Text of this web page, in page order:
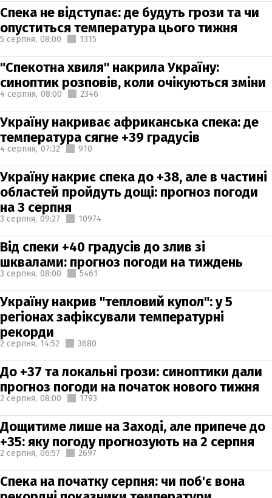
Спека не відступає: де будуть грози та чи
опуститься температура цього тижня
5 серпня, 08:00 1315
"Спекотна хвиля" накрила Україну:
синоптик розповів, коли очікуються зміни
4 серпня, 08:00 2346
Україну накриває африканська спека: де
температура сягне +39 градусів
4 серпня, 07:32 910
Україну накриє спека до +38, але в частині
областей пройдуть дощі: прогноз погоди
на 3 серпня
3 серпня, 09:27 10974
Від спеки +40 градусів до злив зі
шквалами: прогноз погоди на тиждень
3 серпня, 08:00 5461
Україну накрив "тепловий купол": у 5
регіонах зафіксували температурні
рекорди
2 серпня, 14:52 3680
До +37 та локальні грози: синоптики дали
прогноз погоди на початок нового тижня
2 серпня, 08:00 1793
Дощитиме лише на Заході, але припече до
+35: яку погоду прогнозують на 2 серпня
2 серпня, 06:57 2697
Спека на початку серпня: чи поб'є вона